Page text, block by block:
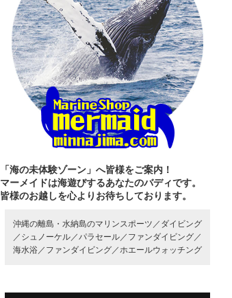
「海の未体験ゾーン」へ皆様をご案内！
マーメイドは海遊びするあなたのバディです。
皆様のお越しを心よりお待ちしております。
沖縄の離島・水納島のマリンスポーツ／ ダイビング
／ シュノーケル／ パラセール／ ファンダイビング／
海水浴／ ファンダイビング／ ホエールウォッチング